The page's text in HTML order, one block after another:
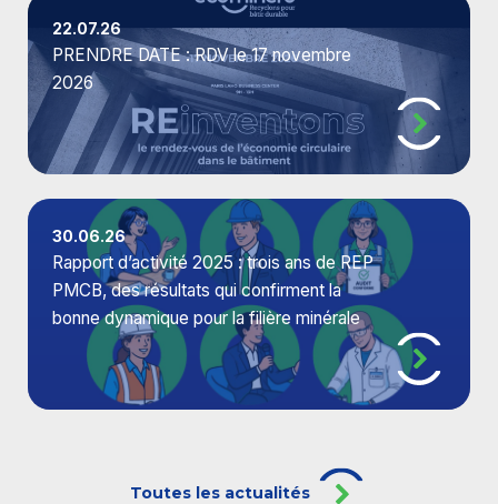
22.07.26
PRENDRE DATE : RDV le 17 novembre
2026
30.06.26
Rapport d’activité 2025 : trois ans de REP
PMCB, des résultats qui confirment la
bonne dynamique pour la filière minérale
Toutes les actualités